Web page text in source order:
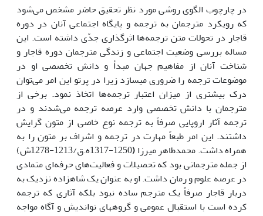
در چارچوب الگوی روشی مورد نظر تحقیق حاضر مشخص می‌شود
که رویکرد مترجمان به ترجمه و پایگاه اجتماعی آنان در دوره
قاجار در تحولات متن ترجمه‌ها اثرگذاری جدّی داشته است. این
مساله بررسی وضعیت اجتماعی و زندگی مترجمان دوره قاجار و
شناخت آنان از مفاهیم جهان مبدأ و دانش تخصصی او در
موضوعات ترجمه را ضروری می­سازد زیرا در پرتو این امر می‌توان
درک بیشتری از میزان اعتبار ترجمه‌ها اتخاذ نمود. برخی از
مترجمان با دانش تخصصی وارد عرصه ترجمه می‌شدند و در
ترجمه آثار اروپایی صرفاً به ترجمه نوع خاصی از متون گرایش
داشتند. این امر طبعاً مهارت در ترجمه و اشراف بر متون را به
همراه داشت. محمدطاهر میرزا(
1250-1317ه.ق/1213-1278ش)
از جمله مترجمانی بود که تحصیلات و فعالیت‌های حرفه‌ای متمادی
در عرصه علوم و رمان داشت. او به عنوان یک شاهزاده نزدیک به
دربار قاجار صرفاً یک مترجم ساده نبود بلکه آثاری که ترجمه
کرده است با استقبال عمومی و گروه­های نواندیش و آگاه مواجه